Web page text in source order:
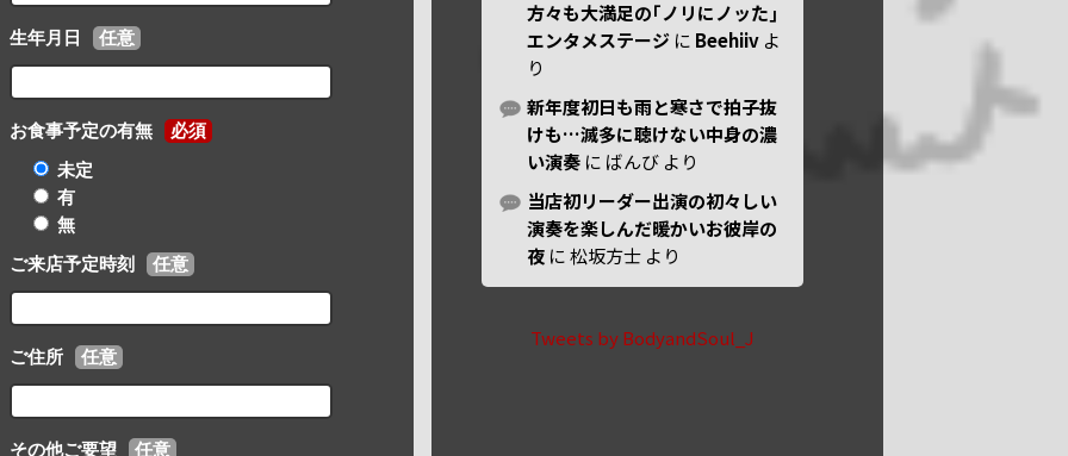
生年月日 任意
お食事予定の有無 必須
未定
有
無
ご来店予定時刻 任意
ご住所 任意
その他ご要望 任意
方々も大満足の｢ノリにノッた｣
エンタメステージ に Beehiiv よ
り
新年度初日も雨と寒さで拍子抜
けも…滅多に聴けない中身の濃
い演奏 に ばんび より
当店初リーダー出演の初々しい
演奏を楽しんだ暖かいお彼岸の
夜 に松坂方士 より
Tweets by BodyandSoul_J